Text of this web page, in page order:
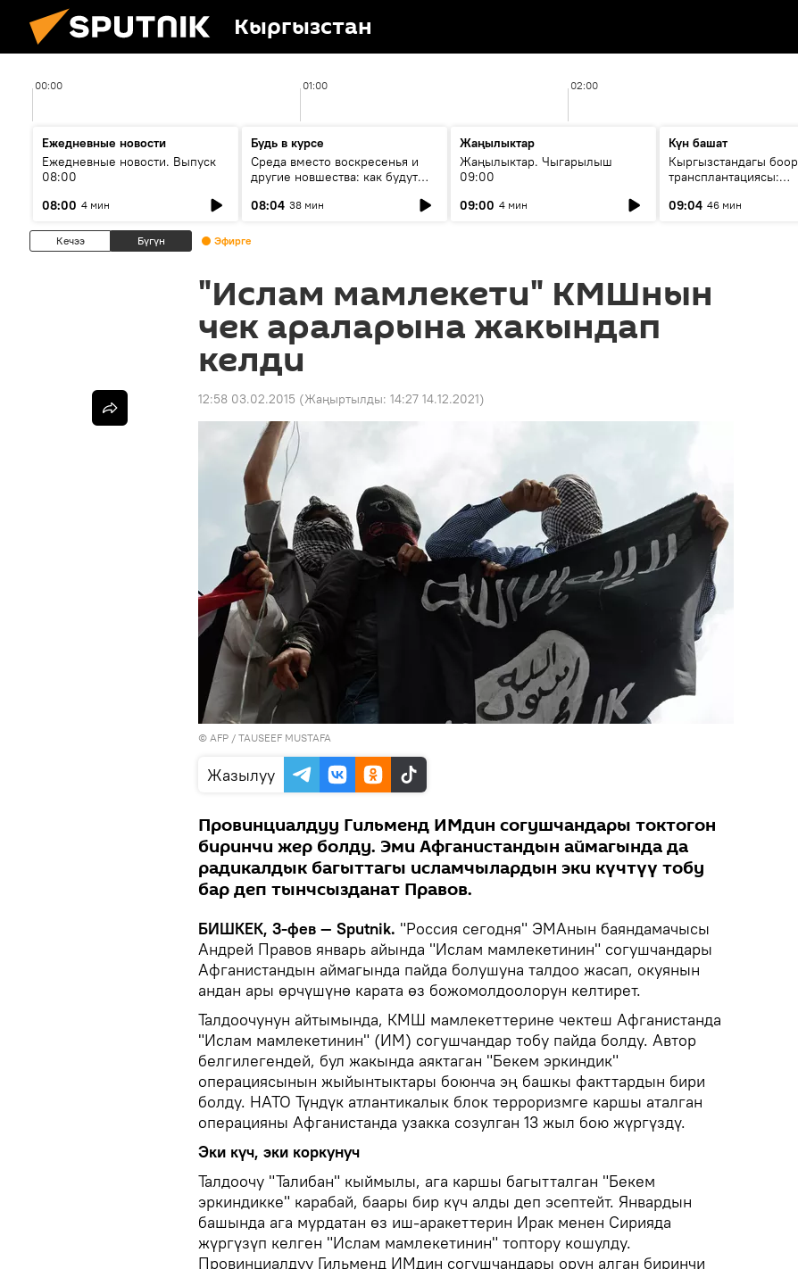
Кыргызстан
00:00 01:00 02:00
Ежедневные новости
Ежедневные новости. Выпуск
08:00
08:00 4 мин
Будь в курсе
Среда вместо воскресенья и
другие новшества: как будут
08:04 38 мин
Жаңылыктар
Жаңылыктар. Чыгарылыш
09:00
09:00 4 мин
Күн башат
Кыргызстандагы боор
трансплантациясы:
келечеги
09:04 46 мин
Кечээ Бүгүн Эфирге
"Ислам мамлекети" КМШнын
чек араларына жакындап
келди
12:58 03.02.2015 (Жаңыртылды: 14:27 14.12.2021)
© AFP / TAUSEEF MUSTAFA
Жазылуу
Провинциалдуу Гильменд ИМдин согушчандары токтогон
биринчи жер болду. Эми Афганистандын аймагында да
радикалдык багыттагы исламчылардын эки күчтүү тобу
бар деп тынчсызданат Правов.
БИШКЕК, 3-фев — Sputnik. "Россия сегодня" ЭМАнын баяндамачысы
Андрей Правов январь айында "Ислам мамлекетинин" согушчандары
Афганистандын аймагында пайда болушуна талдоо жасап, окуянын
андан ары өрчүшүнө карата өз божомолдоолорун келтирет.
Талдоочунун айтымында, КМШ мамлекеттерине чектеш Афганистанда
"Ислам мамлекетинин" (ИМ) согушчандар тобу пайда болду. Автор
белгилегендей, бул жакында аяктаган "Бекем эркиндик"
операциясынын жыйынтыктары боюнча эң башкы факттардын бири
болду. НАТО Түндүк атлантикалык блок терроризмге каршы аталган
операцияны Афганистанда узакка созулган 13 жыл бою жүргүздү.
Эки күч, эки коркунуч
Талдоочу "Талибан" кыймылы, ага каршы багытталган "Бекем
эркиндикке" карабай, баары бир күч алды деп эсептейт. Январдын
башында ага мурдатан өз иш-аракеттерин Ирак менен Сирияда
жүргүзүп келген "Ислам мамлекетинин" топтору кошулду.
Провинциалдуу Гильменд ИМдин согушчандары орун алган биринчи